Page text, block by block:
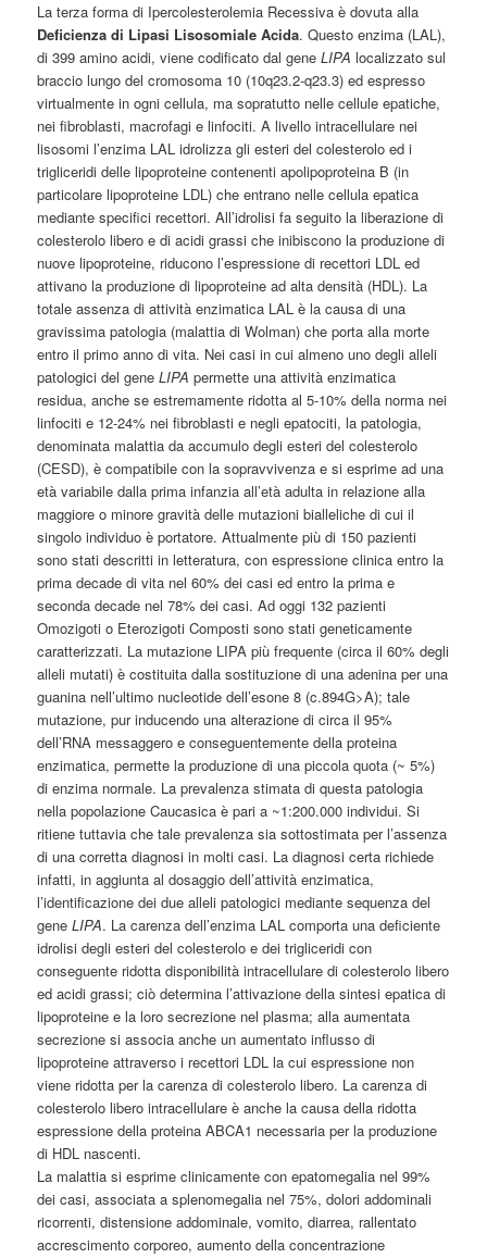
La terza forma di Ipercolesterolemia Recessiva è dovuta alla
Deficienza di Lipasi Lisosomiale Acida. Questo enzima (LAL),
di 399 amino acidi, viene codificato dal geneLIPA localizzato sul
braccio lungo del cromosoma 10 (10q23.2-q23.3) ed espresso
virtualmente in ogni cellula, ma sopratutto nelle cellule epatiche,
nei fibroblasti, macrofagi e linfociti. A livello intracellulare nei
lisosomi l’enzima LAL idrolizza gli esteri del colesterolo ed i
trigliceridi delle lipoproteine contenenti apolipoproteina B (in
particolare lipoproteine LDL) che entrano nelle cellula epatica
mediante specifici recettori. All’idrolisi fa seguito la liberazione di
colesterolo libero e di acidi grassi che inibiscono la produzione di
nuove lipoproteine, riducono l’espressione di recettori LDL ed
attivano la produzione di lipoproteine ad alta densità (HDL). La
totale assenza di attività enzimatica LAL è la causa di una
gravissima patologia (malattia di Wolman) che porta alla morte
entro il primo anno di vita. Nei casi in cui almeno uno degli alleli
patologici del geneLIPA permette una attività enzimatica
residua, anche se estremamente ridotta al 5-10% della norma nei
linfociti e 12-24% nei fibroblasti e negli epatociti, la patologia,
denominata malattia da accumulo degli esteri del colesterolo
(CESD), è compatibile con la sopravvivenza e si esprime ad una
età variabile dalla prima infanzia all’età adulta in relazione alla
maggiore o minore gravità delle mutazioni bialleliche di cui il
singolo individuo è portatore. Attualmente più di 150 pazienti
sono stati descritti in letteratura, con espressione clinica entro la
prima decade di vita nel 60% dei casi ed entro la prima e
seconda decade nel 78% dei casi. Ad oggi 132 pazienti
Omozigoti o Eterozigoti Composti sono stati geneticamente
caratterizzati. La mutazione LIPA più frequente (circa il 60% degli
alleli mutati) è costituita dalla sostituzione di una adenina per una
guanina nell’ultimo nucleotide dell’esone 8 (c.894G>A); tale
mutazione, pur inducendo una alterazione di circa il 95%
dell’RNA messaggero e conseguentemente della proteina
enzimatica, permette la produzione di una piccola quota (~ 5%)
di enzima normale. La prevalenza stimata di questa patologia
nella popolazione Caucasica è pari a ~1:200.000 individui. Si
ritiene tuttavia che tale prevalenza sia sottostimata per l’assenza
di una corretta diagnosi in molti casi. La diagnosi certa richiede
infatti, in aggiunta al dosaggio dell’attività enzimatica,
l’identificazione dei due alleli patologici mediante sequenza del
geneLIPA. La carenza dell’enzima LAL comporta una deficiente
idrolisi degli esteri del colesterolo e dei trigliceridi con
conseguente ridotta disponibilità intracellulare di colesterolo libero
ed acidi grassi; ciò determina l’attivazione della sintesi epatica di
lipoproteine e la loro secrezione nel plasma; alla aumentata
secrezione si associa anche un aumentato influsso di
lipoproteine attraverso i recettori LDL la cui espressione non
viene ridotta per la carenza di colesterolo libero. La carenza di
colesterolo libero intracellulare è anche la causa della ridotta
espressione della proteina ABCA1 necessaria per la produzione
di HDL nascenti.
La malattia si esprime clinicamente con epatomegalia nel 99%
dei casi, associata a splenomegalia nel 75%, dolori addominali
ricorrenti, distensione addominale, vomito, diarrea, rallentato
accrescimento corporeo, aumento della concentrazione